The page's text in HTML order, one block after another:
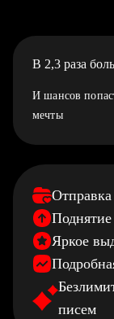
В 2,3 раза
И шансов
мечты
Яркое
писем